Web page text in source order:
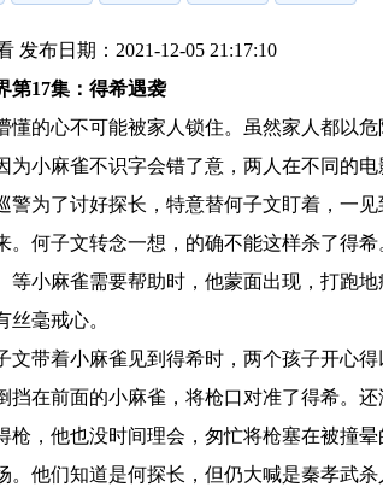
发布日期：2021-12-05 21:17:10
第17集：得希遇袭
懂的心不可能被家人锁住。虽然家人都以
为小麻雀不识字会错了意，两人在不同的
警为了讨好探长，特意替何子文盯着，一
。何子文转念一想，的确不能这样杀了得
等小麻雀需要帮助时，他蒙面出现，打跑
丝毫戒心。
文带着小麻雀见到得希时，两个孩子开心
挡在前面的小麻雀，将枪口对准了得希。
枪，他也没时间理会，匆忙将枪塞在被撞
。他们知道是何探长，但仍大喊是秦孝武杀